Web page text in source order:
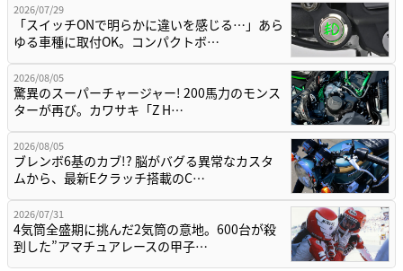
2026/07/29
「スイッチONで明らかに違いを感じる…」あら
ゆる車種に取付OK。コンパクトボ…
2026/08/05
驚異のスーパーチャージャー! 200馬力のモンス
ターが再び。カワサキ「Z H…
2026/08/05
ブレンボ6基のカブ!? 脳がバグる異常なカスタ
ムから、最新Eクラッチ搭載のC…
2026/07/31
4気筒全盛期に挑んだ2気筒の意地。600台が殺
到した”アマチュアレースの甲子…